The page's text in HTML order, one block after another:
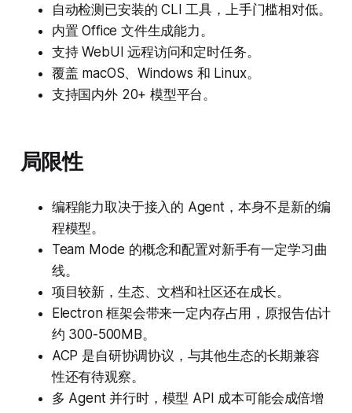
自动检测已安装的 CLI 工具，上手门槛相对低。
内置 Office 文件生成能力。
支持 WebUI 远程访问和定时任务。
覆盖 macOS、Windows 和 Linux。
支持国内外 20+ 模型平台。
局限性
编程能力取决于接入的 Agent，本身不是新的编
程模型。
Team Mode 的概念和配置对新手有一定学习曲
线。
项目较新，生态、文档和社区还在成长。
Electron 框架会带来一定内存占用，原报告估计
约 300-500MB。
ACP 是自研协调协议，与其他生态的长期兼容
性还有待观察。
多 Agent 并行时，模型 API 成本可能会成倍增